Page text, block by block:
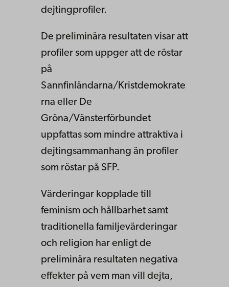
dejtingprofiler.
De preliminära resultaten visar att
profiler som uppger att de röstar
på
Sannfinländarna/Kristdemokrate
rna eller De
Gröna/Vänsterförbundet
uppfattas som mindre attraktiva i
dejtingsammanhang än profiler
som röstar på SFP.
Värderingar kopplade till
feminism och hållbarhet samt
traditionella familjevärderingar
och religion har enligt de
preliminära resultaten negativa
effekter på vem man vill dejta,